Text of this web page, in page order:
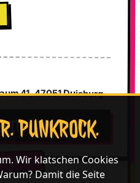
41, 47051 Duisburg
PUNKROCK.
Wir klatschen Cookies
Damit die Seite